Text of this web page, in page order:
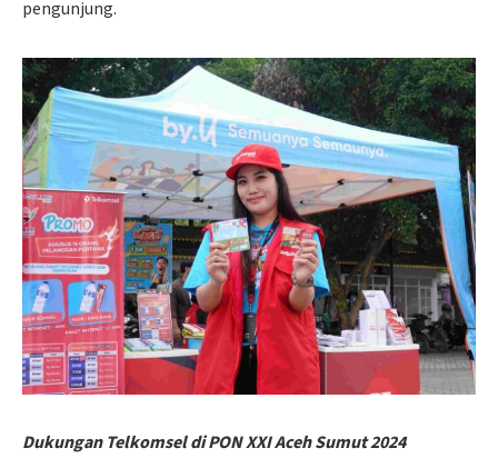
pengunjung.
Dukungan Telkomsel di PON XXI Aceh Sumut 2024